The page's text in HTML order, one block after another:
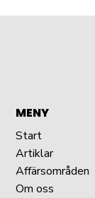
MENY
Start
Artiklar
Affärsområden
Om oss